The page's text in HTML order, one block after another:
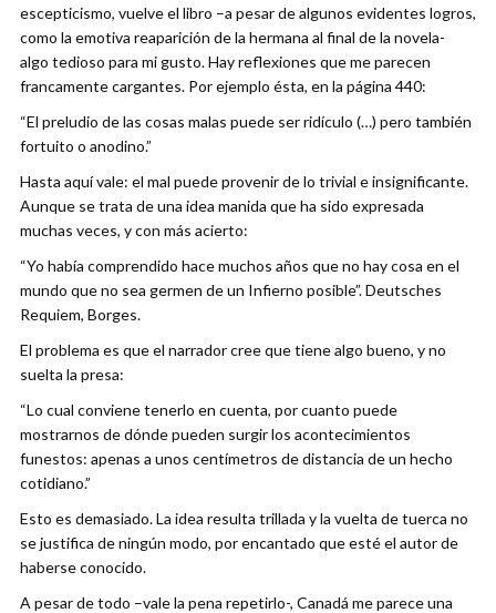
escepticismo, vuelve el libro –a pesar de algunos evidentes logros,
como la emotiva reaparición de la hermana al final de la novela-
algo tedioso para mi gusto. Hay reflexiones que me parecen
francamente cargantes. Por ejemplo ésta, en la página 440:
“El preludio de las cosas malas puede ser ridículo (…) pero también
fortuito o anodino.”
Hasta aquí vale: el mal puede provenir de lo trivial e insignificante.
Aunque se trata de una idea manida que ha sido expresada
muchas veces, y con más acierto:
“Yo había comprendido hace muchos años que no hay cosa en el
mundo que no sea germen de un Infierno posible”. Deutsches
Requiem, Borges.
El problema es que el narrador cree que tiene algo bueno, y no
suelta la presa:
“Lo cual conviene tenerlo en cuenta, por cuanto puede
mostrarnos de dónde pueden surgir los acontecimientos
funestos: apenas a unos centímetros de distancia de un hecho
cotidiano.”
Esto es demasiado. La idea resulta trillada y la vuelta de tuerca no
se justifica de ningún modo, por encantado que esté el autor de
haberse conocido.
A pesar de todo –vale la pena repetirlo-, Canadá me parece una